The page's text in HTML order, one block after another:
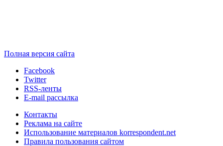
Полная версия сайта
Facebook
Twitter
RSS-ленты
E-mail рассылка
Контакты
Реклама на сайте
Использование материалов korrespondent.net
Правила пользования сайтом